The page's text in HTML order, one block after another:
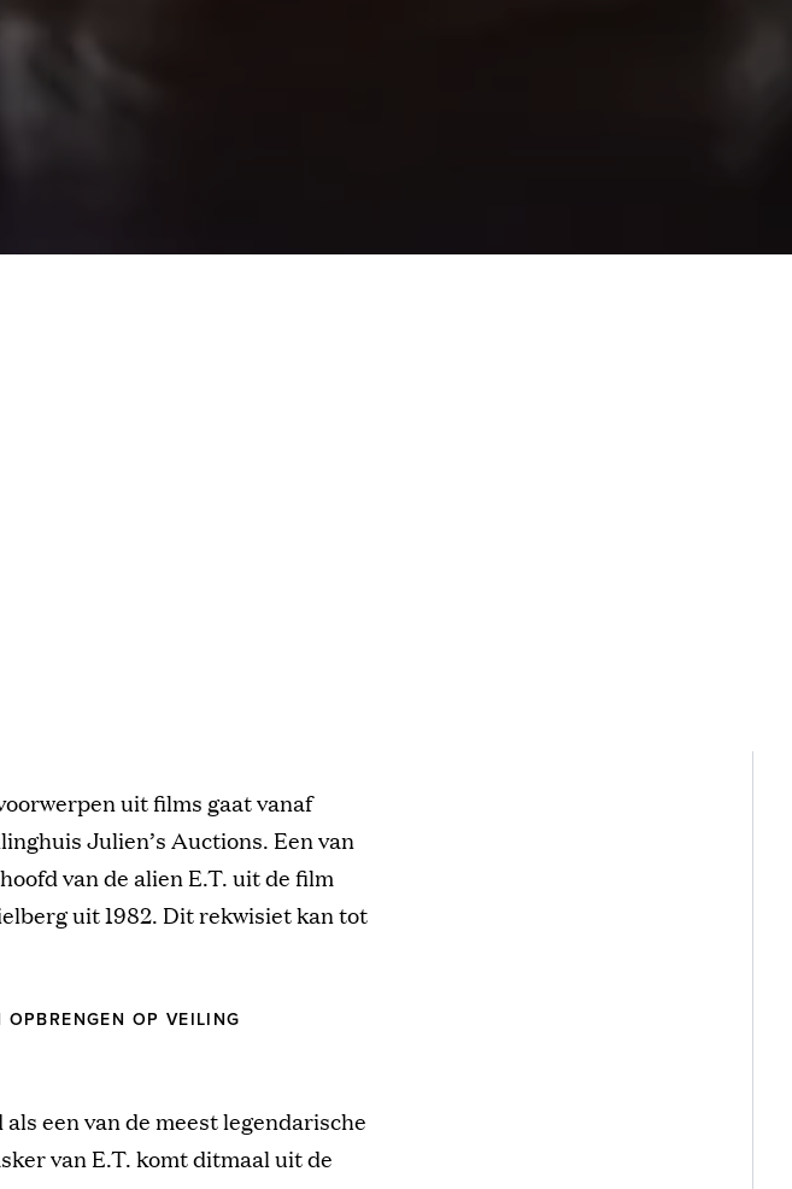
uit films gaat vanaf
Julien’s Auctions. Een van
van de alien E.T. uit de film
uit 1982. Dit rekwisiet kan tot
OP VEILING
een van de meest legendarische
van E.T. komt ditmaal uit de